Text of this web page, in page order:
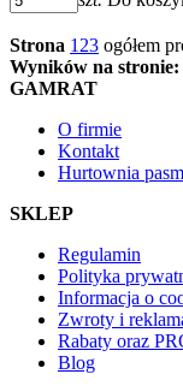
Strona 123 ogółem
Wyników na stronie:
GAMRAT
O firmie
Kontakt
Hurtownia
SKLEP
Regulamin
Polityka
Informacja o
Zwroty i
Rabaty oraz
Blog